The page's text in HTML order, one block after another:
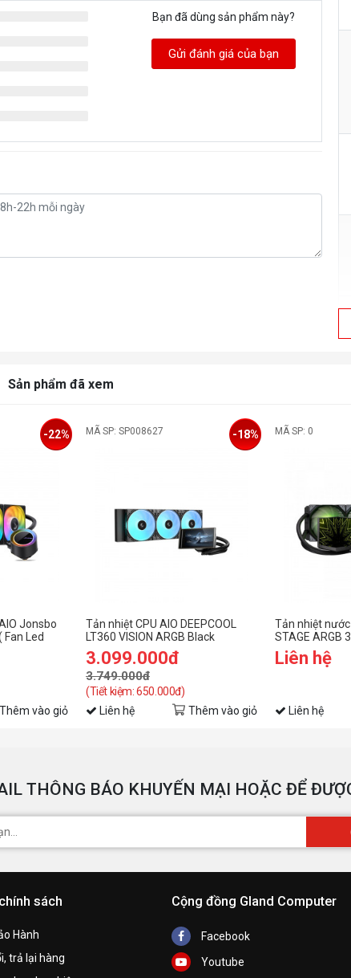
Bạn đã dùng sản phẩm này?
Gửi đánh giá của bạn
Sản phẩm đã xem
Jonsbo
Fan Led
-22%
Thêm vào giỏ
MÃ SP: SP008627
Tản nhiệt CPU AIO DEEPCOOL
LT360 VISION ARGB Black
3.099.000đ
3.749.000đ
(Tiết kiệm: 650.000đ)
-18%
Liên hệ Thêm vào giỏ
MÃ SP: 0
Tản nhiệt nước
STAGE ARGB
hình)
Liên hệ
Liên hệ
THÔNG BÁO KHUYẾN MẠI HOẶC ĐỂ
sách
Hành
trả lại hàng
Cộng đồng Gland Computer
Facebook
Youtube